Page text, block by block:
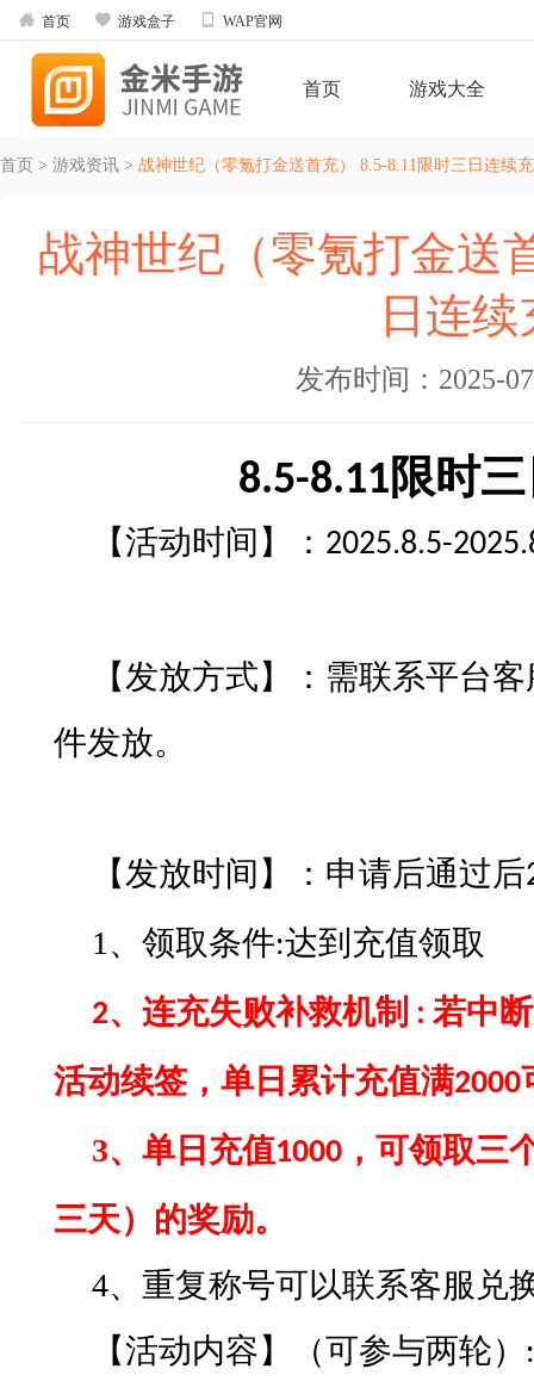
 首页  游戏盒子  WAP官网
首页 游戏大全
首页 > 游戏资讯 > 战神世纪（零氪打金送首充） 8.5-8.11限时三日连续
战神世纪（零氪打金送
日连续
发布时间：2025-
8.5-8.11限时
【活动时间 】： 2025.8.5-
【发放方式】：需联系平台
件发放。
【发放时间】：申请后通过后
1、 领取条件:达到充值领取
2、 连充失败补救机制 : 若中
活动续签，单日累计充值满2000
3、 单日充值1000 ，可领取三
三天）的奖励。
4、 重复称号可以联系客服兑
【活动内容】
（可参与两轮） :